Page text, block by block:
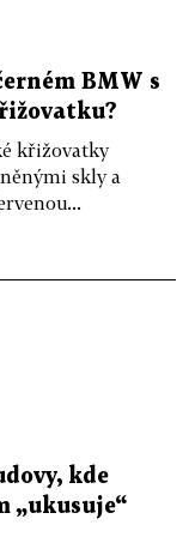
BMW s
křižovatky
skly a
kde
„ukusuje“